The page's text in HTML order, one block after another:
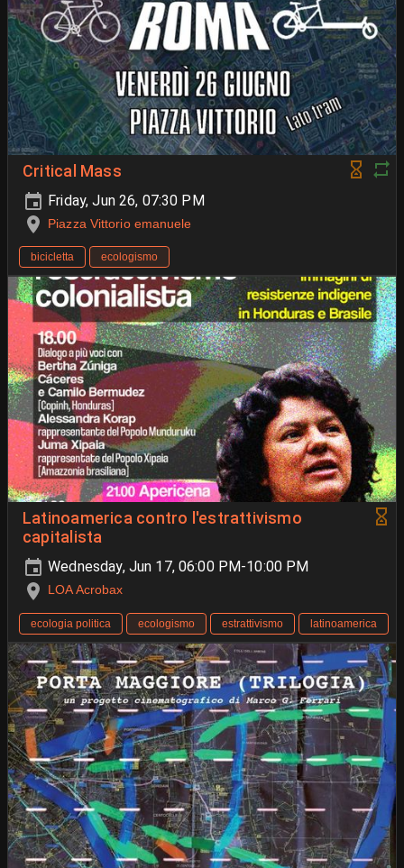
Critical Mass
Friday, Jun 26, 07:30 PM
Piazza Vittorio emanuele
bicicletta ecologismo
Latinoamerica contro l'estrattivismo
capitalista
Wednesday, Jun 17, 06:00 PM-10:00 PM
LOA Acrobax
ecologia politica ecologismo estrattivismo latinoamerica